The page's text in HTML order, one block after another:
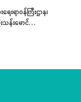
များနှင့်တွေ့ဆုံအမှာ
ေးရာဝန်ကြီးဌာန၊
သန်းမောင်
းရင်းသားစာပေ